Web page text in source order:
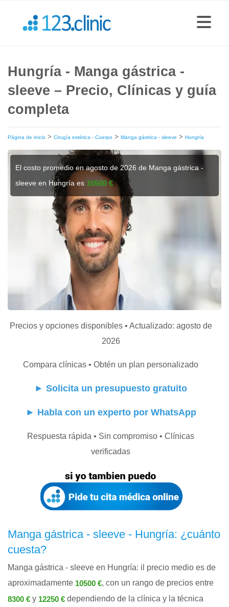
Hungría - Manga gástrica -
sleeve – Precio, Clínicas y guía
completa
Página de inicio > Cirugía estética - Cuerpo > Manga gástrica - sleeve > Hungría
El costo promedio en agosto de 2026 de Manga gástrica -
sleeve en Hungría es 10500 €
Precios y opciones disponibles • Actualizado: agosto de
2026
Compara clínicas • Obtén un plan personalizado
► Solicita un presupuesto gratuito
► Habla con un experto por WhatsApp
Respuesta rápida • Sin compromiso • Clínicas
verificadas
Manga gástrica - sleeve - Hungría: ¿cuánto
cuesta?
Manga gástrica - sleeve en Hungría: il precio medio es de
aproximadamente 10500 €, con un rango de precios entre
8300 € y 12250 € dependiendo de la clínica y la técnica